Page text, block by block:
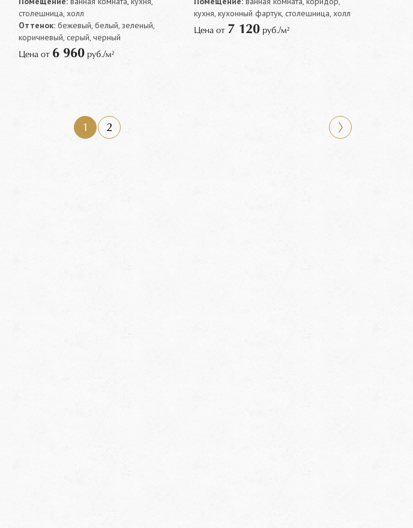
столешница, холл
Оттенок:бежевый, белый, зеленый,
коричневый, серый, черный
Цена от 6 960руб./м²
кухня, кухонный фартук, столешница, холл
Цена от 7 120 руб./м²
1 2